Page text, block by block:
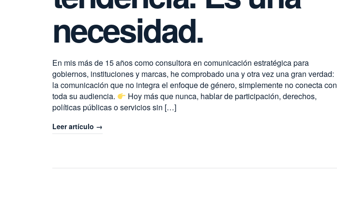
necesidad.
En mis más de 15 años como consultora en comunicación estratégica para
gobiernos, instituciones y marcas, he comprobado una y otra vez una gran verdad:
la comunicación que no integra el enfoque de género, simplemente no conecta con
toda su audiencia.
Hoy más que nunca, hablar de participación, derechos,
políticas públicas o servicios sin […]
Leer artículo →